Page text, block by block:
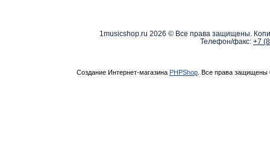
1musicshop.ru 2026 © Все права защищены.
Телефон/факс: +7
Создание Интернет-магазина PHPShop . Все права защищены